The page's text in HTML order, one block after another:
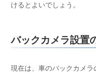
けるとよいでしょう。
バックカメラ設置
現在は、車のバックカメ